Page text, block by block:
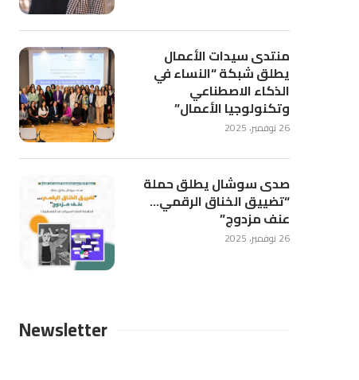
منتدى سيدات الأعمال
يطلق شبكة “النساء في
الذكاء الاصطناعي
وتكنولوجيا الأعمال”
26 نوفمبر، 2025
صدى سوشال يطلق حملة
“تضييق الخناق الرقمي…
عنف مزدوج”
26 نوفمبر، 2025
Newsletter